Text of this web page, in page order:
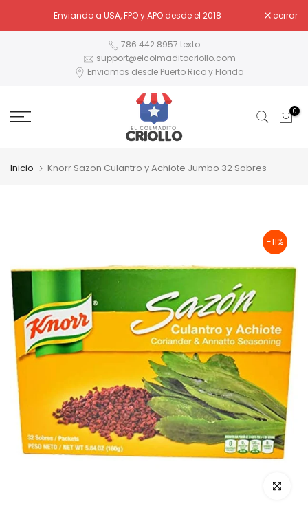
al
Enviando a USA, FPO y APO desde el 2018 cerrar
786.442.8957 texto
support@elcolmaditocriollo.com
Enviamos desde Puerto Rico y Florida
0
Inicio Knorr Sazon Culantro y Achiote Jumbo 32 Sobres
-11%
Haz clic